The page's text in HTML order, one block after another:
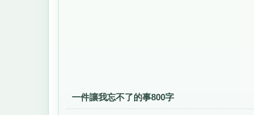
一件讓我忘不了的事800字